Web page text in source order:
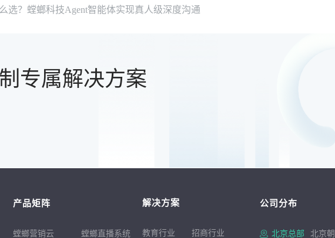
选？螳螂科技Agent智能体实现真人级深度沟通
专属解决方案
产品矩阵
螳螂营销云 螳螂直播系统
解决方案
教育行业 招商行业
公司分布
北京总部 北京